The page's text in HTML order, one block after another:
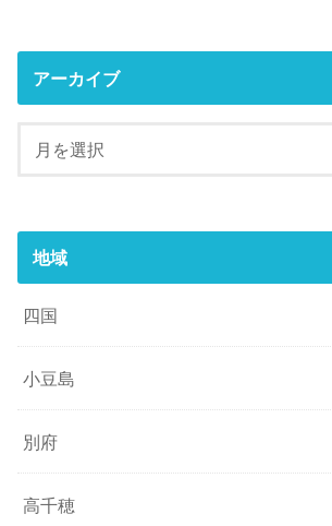
アーカイブ
地域
四国
小豆島
別府
高千穂